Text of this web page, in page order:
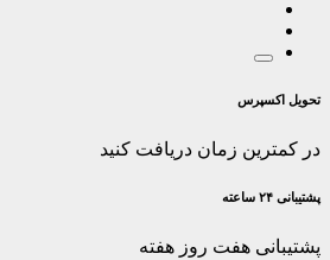
تحویل اکسپرس
در کمترین زمان دریافت کنید
پشتیبانی ۲۴ ساعته
پشتیبانی هفت روز هفته